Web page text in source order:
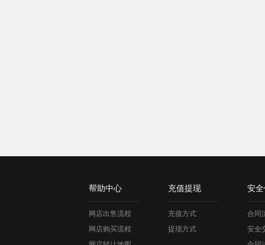
帮助中心
网店出售流程
网店购买流程
充值提现
充值方式
提现方式
安
合同
安全